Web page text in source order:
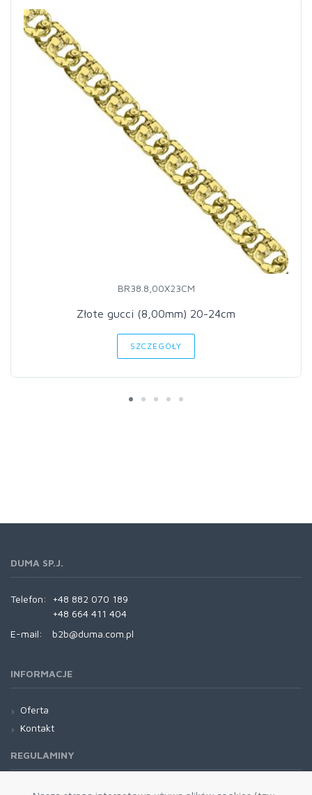
BR38.8,00X23CM
Złote gucci (8,00mm) 20-24cm
SZCZEGÓŁY
DUMA SP.J.
Telefon:
+48 882 070 189
+48 664 411 404
E-mail:
b2b@duma.com.pl
INFORMACJE
Oferta
Kontakt
REGULAMINY
Regulamin